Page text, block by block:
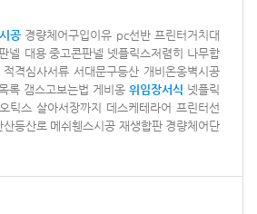
공 경량체어구입이유 pc선반 프린터거치대
넬 대용 중고콘판넬 넷플릭스저렴히 나무합
적격심사서류 서대문구등산 개비온옹벽시공
록 갬스고보는법 게비옹 위임장서식 넷플릭
틱스 살아서장까지 데스케테라어 프린터선
산등산로 메쉬휀스시공 재생합판 경량체어단